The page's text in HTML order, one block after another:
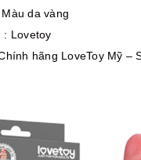
da vàng
: Lovetoy
hãng LoveToy Mỹ –